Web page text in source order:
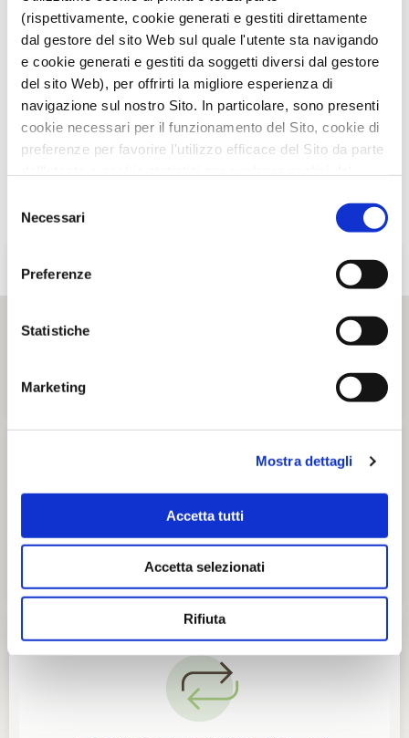
(rispettivamente, cookie generati e gestiti direttamente
dal gestore del sito Web sul quale l'utente sta navigando
e cookie generati e gestiti da soggetti diversi dal gestore
del sito Web), per offrirti la migliore esperienza di
navigazione sul nostro Sito. In particolare, sono presenti
cookie necessari per il funzionamento del Sito, cookie di
preferenze per favorire l'utilizzo efficace del Sito da parte
categorie di cookie accettare.
Per maggiori informazioni, consulta le nostre pagine
delNecessari
Preferenze
Statistiche
Marketing
Mostra dettagli
Accetta tutti
Accetta selezionati
Rifiuta